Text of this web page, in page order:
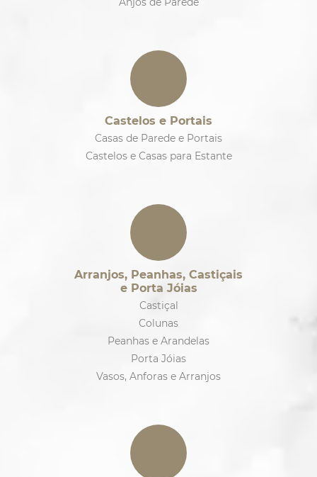
Castelos e Portais
Casas de Parede e Portais
Castelos e Casas para Estante
Arranjos, Peanhas, Castiçais
e Porta Jóias
Castiçal
Colunas
Peanhas e Arandelas
Porta Jóias
Vasos, Anforas e Arranjos